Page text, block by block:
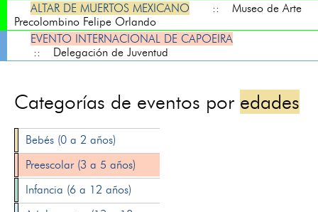
ALTAR DE MUERTOS MEXICANO
:: Museo de Arte
Precolombino Felipe Orlando
EVENTO INTERNACIONAL DE CAPOEIRA
:: Delegación de Juventud
Categorías de eventos por edades
Bebés (0 a 2 años)
Preescolar (3 a 5 años)
Infancia (6 a 12 años)